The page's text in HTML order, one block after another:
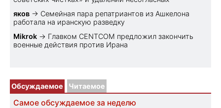
яков → Семейная пара репатриантов из Ашкелона
работала на иранскую разведку
Mikrok → Главком CENTCOM предложил закончить
военные действия против Ирана
Обсуждаемое Читаемое
Самое обсуждаемое за неделю